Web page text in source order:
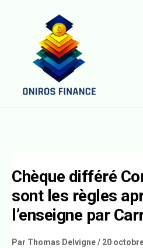
Chèque différé
sont les règles
l’enseigne par
Par Thomas Delvigne/ 20